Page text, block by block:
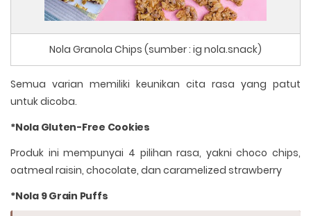
Nola Granola Chips (sumber : ig nola.snack)
Semua varian memiliki keunikan cita rasa yang patut
untuk dicoba.
*Nola Gluten-Free Cookies
Produk ini mempunyai 4 pilihan rasa, yakni choco chips,
oatmeal raisin, chocolate, dan caramelized strawberry
*Nola 9 Grain Puffs